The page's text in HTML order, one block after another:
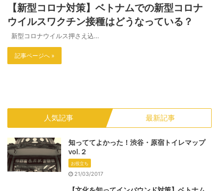
【新型コロナ対策】ベトナムでの新型コロナ
ウイルスワクチン接種はどうなっている？
新型コロナウイルス押さえ込…
記事ページへ »
人気記事 最新記事
知っててよかった！渋谷・原宿トイレマップ
vol.２
お役立ち
21/03/2017